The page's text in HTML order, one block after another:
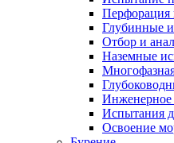
Перфорация
Глубинные
Отбор и
Наземные
Инженерное
Испытания
Освоение